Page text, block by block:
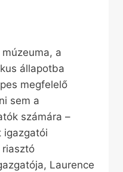
a
állapotba
megfelelő
sem a
számára –
igazgatói
riasztó
Laurence